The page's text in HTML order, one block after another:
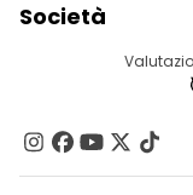
Accesso Del
Programma Di
Società
Destinazioni
Contattaci
Gruppi